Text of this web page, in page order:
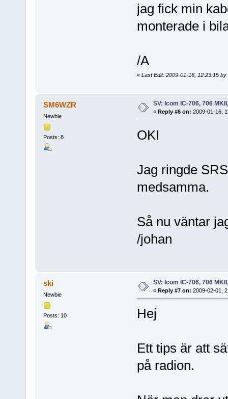
jag fick min
monterade i
/A
« Last Edit: 2009-01-16, 12:23:15 by
SM6WZR
Newbie
Posts: 8
SV: Icom IC-706, 706
« Reply #6 on: 2009-01-16,
OKI
Jag ringde
medsamma.
Så nu väntar
/johan
ski
Newbie
Posts: 10
SV: Icom IC-706, 706
« Reply #7 on: 2009-02-01,
Hej
Ett tips är att
på radion.